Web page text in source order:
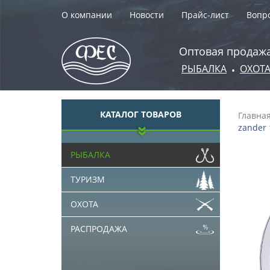
О компании Новости Прайс-лист
Оптовая
РЫБАЛКА • ОХОТА
КАТАЛОГ ТОВАРОВ
РЫБАЛКА
ТУРИЗМ
ОХОТА
РАСПРОДАЖА
Главная
zander